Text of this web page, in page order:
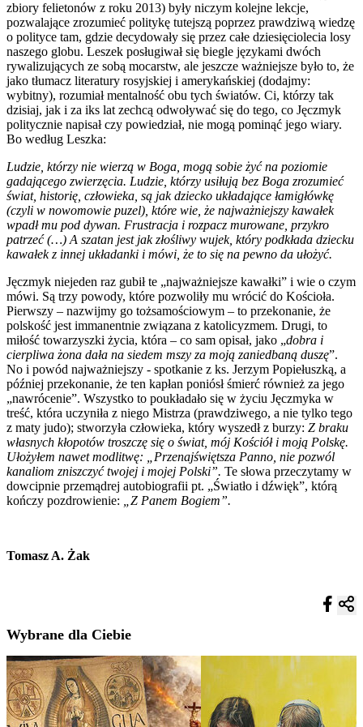
zbiory felietonów z roku 2013) były niczym kolejne lekcje,
pozwalające zrozumieć politykę tutejszą poprzez prawdziwą wiedzę
o polityce tam, gdzie decydowały się przez całe dziesięciolecia losy
naszego globu. Leszek posługiwał się biegle językami dwóch
rywalizujących ze sobą mocarstw, ale jeszcze ważniejsze było to, że
jako tłumacz literatury rosyjskiej i amerykańskiej (dodajmy:
wybitny), rozumiał mentalność obu tych światów. Ci, którzy tak
dzisiaj, jak i za iks lat zechcą odwoływać się do tego, co Jęczmyk
politycznie napisał czy powiedział, nie mogą pominąć jego wiary.
Bo według Leszka:
Ludzie, którzy nie wierzą w Boga, mogą sobie żyć na poziomie
gadającego zwierzęcia. Ludzie, którzy usiłują bez Boga zrozumieć
świat, historię, człowieka, są jak dziecko układające łamigłówkę
(czyli w nowomowie puzel), które wie, że najważniejszy kawałek
wpadł mu pod dywan. Frustracja i rozpacz murowane, przykro
patrzeć (…) A szatan jest jak złośliwy wujek, który podkłada dziecku
kawałek z innej układanki i mówi, że to się na pewno da ułożyć.
Jęczmyk niejeden raz gubił te „najważniejsze kawałki” i wie o czym
mówi. Są trzy powody, które pozwoliły mu wrócić do Kościoła.
Pierwszy – nazwijmy go tożsamościowym – to przekonanie, że
polskość jest immanentnie związana z katolicyzmem. Drugi, to
miłość towarzyszki życia, która – co sam opisał, jako „dobra i
cierpliwa żona dała na siedem mszy za moją zaniedbaną duszę”.
No i powód najważniejszy - spotkanie z ks. Jerzym Popiełuszką, a
później przekonanie, że ten kapłan poniósł śmierć również za jego
„nawrócenie”. Wszystko to poukładało się w życiu Jęczmyka w
treść, która uczyniła z niego Mistrza (prawdziwego, a nie tylko tego
z maty judo); stworzyła człowieka, który wyszedł z burzy: Z braku
własnych kłopotów troszczę się o świat, mój Kościół i moją Polskę.
Ułożyłem nawet modlitwę: „Przenajświętsza Panno, nie pozwól
kanaliom zniszczyć twojej i mojej Polski”. Te słowa przeczytamy w
dowcipnie przemądrej autobiografii pt. „Światło i dźwięk”, którą
kończy pozdrowienie:
„Z Panem Bogiem”.
Tomasz A. Żak
Wybrane dla Ciebie